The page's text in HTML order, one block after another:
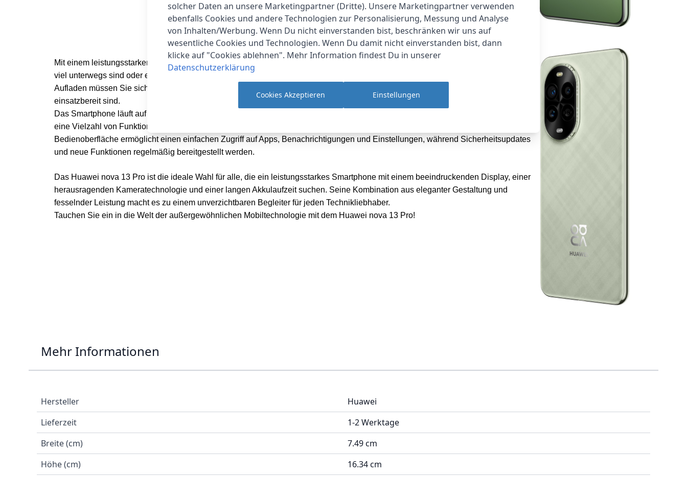
Mit einem leistungsstarken 5.000 mAh Akku
bietet das Huawei nova 13 Pro eine bemerkenswert lange Akkulaufzeit. Egal, ob Sie
viel unterwegs sind oder einfach nur Ihr Handy ausgiebig nutzen möchten, dieser Akku hält den ganzen Tag durch. Auch beim
Aufladen müssen Sie sich keine Sorgen machen, denn das Gerät unterstützt schnelles Aufladen, sodass Sie im Nu wieder
einsatzbereit sind.
Das Smartphone läuft aufEMUI 14.2
eine Vielzahl von Funktionen und Anpassungsmöglichkeiten, die das Nutzererlebnis weiter verbessern. Die intuitive
Bedienoberfläche ermöglicht einen einfachen Zugriff auf Apps, Benachrichtigungen und Einstellungen, während Sicherheitsupdates
und neue Funktionen regelmäßig bereitgestellt werden.
Das Huawei nova 13 Pro ist die ideale Wahl für alle, die ein leistungsstarkes Smartphone mit einem beeindruckenden Display, einer
herausragenden Kameratechnologie und einer langen Akkulaufzeit suchen. Seine Kombination aus eleganter Gestaltung und
fesselnder Leistung macht es zu einem unverzichtbaren Begleiter für jeden Technikliebhaber.
Tauchen Sie ein in die Welt der außergewöhnlichen Mobiltechnologie mit dem Huawei nova 13 Pro!
Mehr Informationen
Hersteller
Huawei
Lieferzeit
1-2 Werktage
Breite (cm)
7.49 cm
Höhe (cm)
16.34 cm
solcher Daten an unsere Marketingpartner (Dritte). Unsere Marketingpartner verwenden
ebenfalls Cookies und andere Technologien zur Personalisierung, Messung und Analyse
von Inhalten/Werbung. Wenn Du nicht einverstanden bist, beschränken wir uns auf
wesentliche Cookies und Technologien. Wenn Du damit nicht einverstanden bist, dann
klicke auf "Cookies ablehnen". Mehr Information findest Du in unserer
Datenschutzerklärung
Cookies Akzeptieren Einstellungen